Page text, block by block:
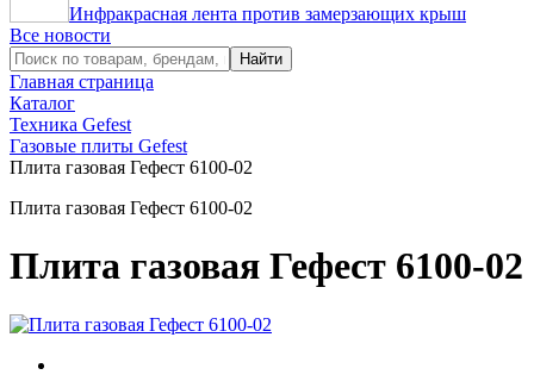
Инфракрасная лента против замерзающих крыш
Все новости
Главная страница
Каталог
Техника Gefest
Газовые плиты Gefest
Плита газовая Гефест 6100-02
Плита газовая Гефест 6100-02
Плита газовая Гефест 6100-02